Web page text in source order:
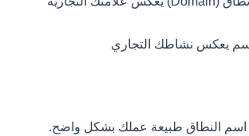
يعكس نشاطك التجاري
النطاق طبيعة عملك بشكل واضح.